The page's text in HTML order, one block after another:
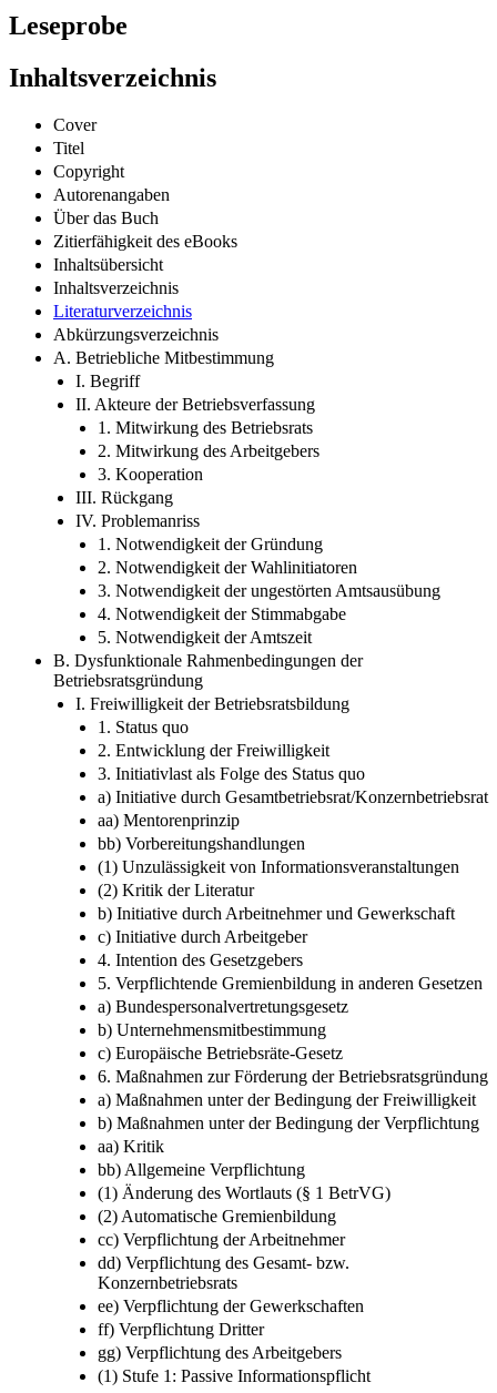
Leseprobe
Inhaltsverzeichnis
Cover
Titel
Copyright
Autorenangaben
Über das Buch
Zitierfähigkeit des eBooks
Inhaltsübersicht
Inhaltsverzeichnis
Literaturverzeichnis
Abkürzungsverzeichnis
A. Betriebliche Mitbestimmung
I. Begriff
II. Akteure der Betriebsverfassung
1. Mitwirkung des Betriebsrats
2. Mitwirkung des Arbeitgebers
3. Kooperation
III. Rückgang
IV. Problemanriss
1. Notwendigkeit der Gründung
2. Notwendigkeit der Wahlinitiatoren
3. Notwendigkeit der ungestörten Amtsausübung
4. Notwendigkeit der Stimmabgabe
5. Notwendigkeit der Amtszeit
B. Dysfunktionale Rahmenbedingungen der
Betriebsratsgründung
I. Freiwilligkeit der Betriebsratsbildung
1. Status quo
2. Entwicklung der Freiwilligkeit
3. Initiativlast als Folge des Status quo
a) Initiative durch Gesamtbetriebsrat/Konzernbetriebsrat
aa) Mentorenprinzip
bb) Vorbereitungshandlungen
(1) Unzulässigkeit von Informationsveranstaltungen
(2) Kritik der Literatur
b) Initiative durch Arbeitnehmer und Gewerkschaft
c) Initiative durch Arbeitgeber
4. Intention des Gesetzgebers
5. Verpflichtende Gremienbildung in anderen Gesetzen
a) Bundespersonalvertretungsgesetz
b) Unternehmensmitbestimmung
c) Europäische Betriebsräte-Gesetz
6. Maßnahmen zur Förderung der Betriebsratsgründung
a) Maßnahmen unter der Bedingung der Freiwilligkeit
b) Maßnahmen unter der Bedingung der Verpflichtung
aa) Kritik
bb) Allgemeine Verpflichtung
(1) Änderung des Wortlauts (§ 1 BetrVG)
(2) Automatische Gremienbildung
cc) Verpflichtung der Arbeitnehmer
dd) Verpflichtung des Gesamt- bzw.
Konzernbetriebsrats
ee) Verpflichtung der Gewerkschaften
ff) Verpflichtung Dritter
gg) Verpflichtung des Arbeitgebers
(1) Stufe 1: Passive Informationspflicht